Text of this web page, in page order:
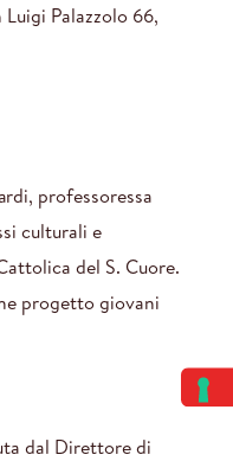
Palazzolo 66,
professoressa
culturali e
del S. Cuore.
progetto giovani
dal Direttore di